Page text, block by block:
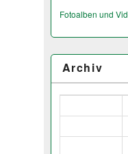
Fotoalben und
Archiv